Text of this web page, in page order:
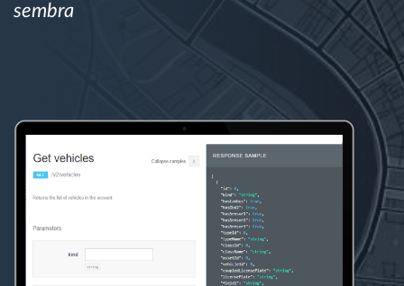
Come risolviamo tutte le attività della flotta
sembra